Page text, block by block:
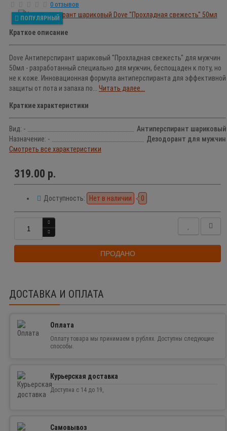
0 отзывов
ПОПУЛЯРНЫЙ
Краткое описание
Dove Антиперспирант шариковый "Прохладная свежесть" для мужчин
50мл - разработанный специально для мужчин, беспощаден к поту, но
не к коже. Инновационная формула антиперспиранта для эффективной
защиты от пота и запаха по... Читать далее...
Краткие характеристики
Вид: -
Антиперспирант шариковый
Назначение: -
Дезодорант для мужчин
Смотреть все характеристики
319.00 р.
Доступность: Нет в наличии 0
ПРОДАНО
ДОСТАВКА И ОПЛАТА
Оплата
Оплату товара мы принимаем в рублях. Доступны следующие
способы.
Курьерская доставка
Доступна с 14 до 19,
Самовывоз